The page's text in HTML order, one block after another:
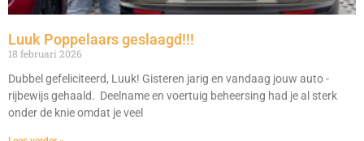
Luuk Poppelaars geslaagd!!!
18 februari 2026
Dubbel gefeliciteerd, Luuk! Gisteren jarig en vandaag jouw auto -
rijbewijs gehaald. Deelname en voertuig beheersing had je al sterk
onder de knie omdat je veel